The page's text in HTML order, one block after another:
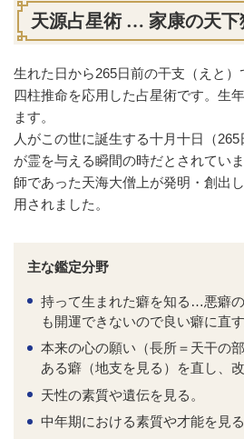
天源占星術 … 家康の天下
生れた日から265日前の干支（えと
四柱推命を応用した占星術です。生
ます。
人がこの世に誕生する十月十日（
が霊を与える瞬間の時だとされてい
師であった天海大僧上が発明・創出
用されました。
主な鑑定分野
持って生まれた癖を知る…悪癖
も開運できないので良い癖に直す
本来の心の願い（長所＝天干の
ある癖（地支を見る）を直し、
天性の素質や遺伝を見る。
中年期における素質や才能を見る